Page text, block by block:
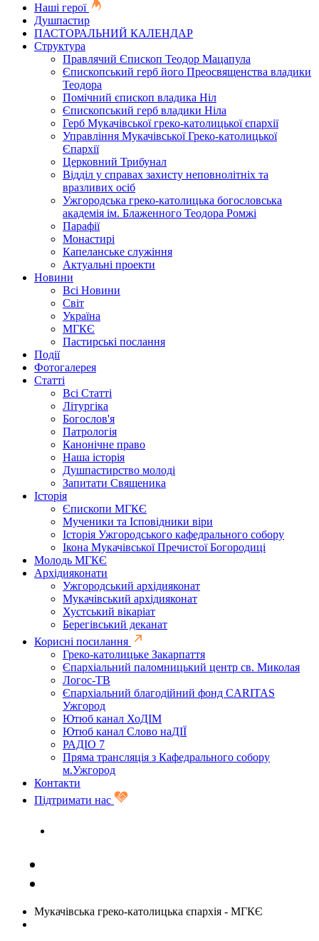
Наші герої
Душпастир
ПАСТОРАЛЬНИЙ КАЛЕНДАР
Структура
Правлячий Єпископ Теодор Мацапула
Єпископський герб його Преосвященства владики
Теодора
Помічний єпископ владика Ніл
Єпископський герб владики Ніла
Герб Мукачівської греко-католицької єпархії
Управління Мукачівської Греко-католицької
Єпархії
Церковний Трибунал
Відділ у справах захисту неповнолітніх та
вразливих осіб
Ужгородська греко-католицька богословська
академія ім. Блаженного Теодора Ромжі
Парафії
Монастирі
Капеланське служіння
Актуальні проекти
Новини
Всі Новини
Світ
Україна
МГКЄ
Пастирські послання
Події
Фотогалерея
Статті
Всі Статті
Літургіка
Богослов'я
Патрологія
Канонічне право
Наша історія
Душпастирство молоді
Запитати Священика
Історія
Єпископи МГКЄ
Мученики та Ісповідники віри
Історія Ужгородського кафедрального собору
Ікона Мукачівської Пречистої Богородиці
Молодь МГКЄ
Архідияконати
Ужгородський архідияконат
Мукачівський архідияконат
Хустський вікаріат
Берегівський деканат
Корисні посилання
Греко-католицьке Закарпаття
Єпархіальний паломницький центр св. Миколая
Логос-ТВ
Єпархіальний благодійний фонд CARITAS
Ужгород
Ютюб канал ХоДІМ
Ютюб канал Слово наДІЇ
РАДІО 7
Пряма трансляція з Кафедрального собору
м.Ужгород
Контакти
Підтримати нас
Мукачівська греко-католицька єпархія - МГКЄ